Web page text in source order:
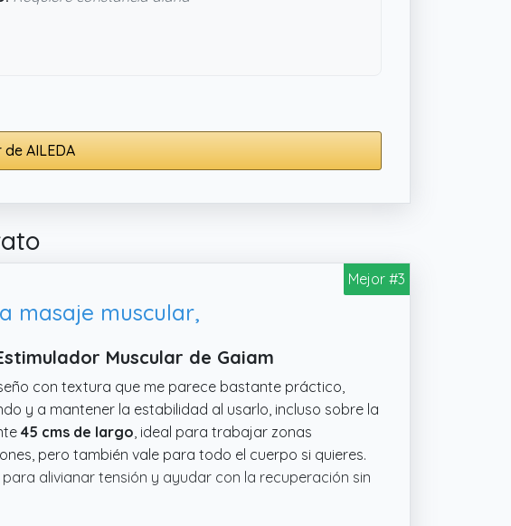
AILEDA
Mejor #3
masaje muscular,
Muscular de Gaiam
con textura que me parece bastante práctico,
y a mantener la estabilidad al usarlo, incluso sobre la
45 cms de largo , ideal para trabajar zonas
pero también vale para todo el cuerpo si quieres.
alivianar tensión y ayudar con la recuperación sin